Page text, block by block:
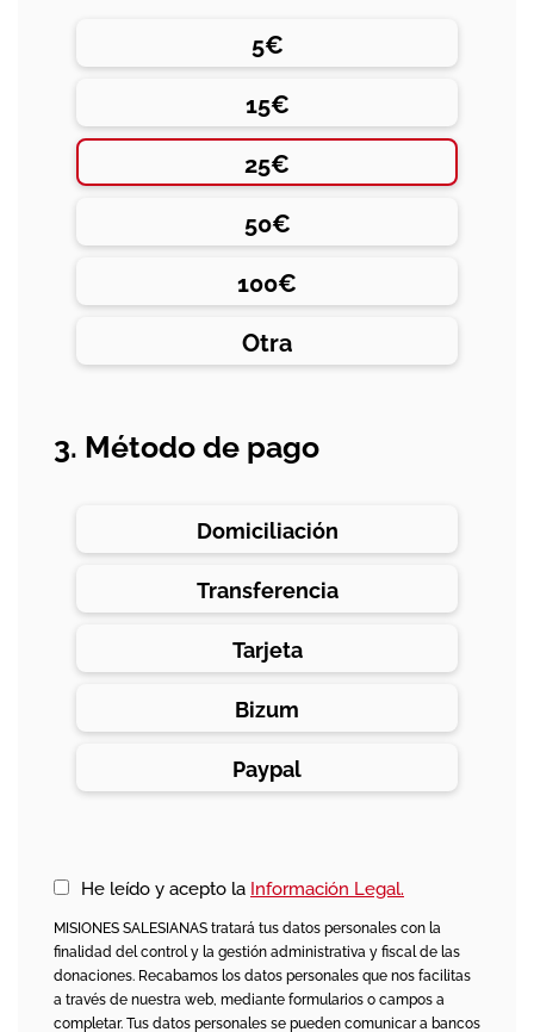
5€
15€
25€
50€
100€
Otra
3. Método de pago
Domiciliación
Transferencia
Tarjeta
Bizum
Paypal
He leído y acepto la Información Legal.
MISIONES SALESIANAS tratará tus datos personales con la
finalidad del control y la gestión administrativa y fiscal de las
donaciones. Recabamos los datos personales que nos facilitas
a través de nuestra web, mediante formularios o campos a
completar. Tus datos personales se pueden comunicar a bancos